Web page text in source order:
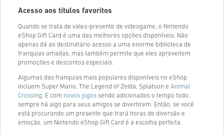
Acesso aos títulos favoritos
Quando se trata de vales-presente de videogame, o Nintendo
eShop Gift Card é uma das melhores opções disponíveis. Não
apenas dá ao destinatário acesso a uma enorme biblioteca de
franquias amadas, mas também permite que eles aproveitem
promoções e descontos especiais.
Algumas das franquias mais populares disponíveis no eShop
incluem Super Mario, The Legend of Zelda, Splatoon e Animal
Crossing. E com novos jogos sendo adicionados o tempo todo,
sempre há algo para seus amigos se divertirem. Então, se você
está procurando um presente que trará horas de diversão e
emoção, um Nintendo eShop Gift Card é a escolha perfeita.